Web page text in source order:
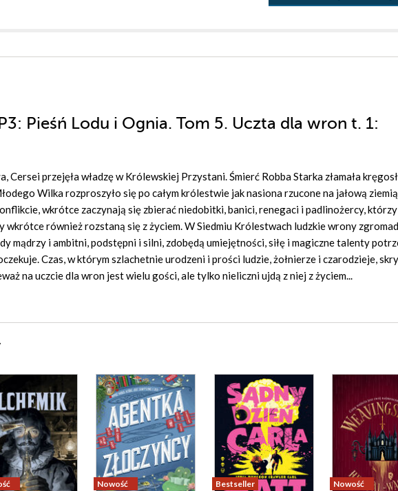
: Pieśń Lodu i Ognia. Tom 5. Uczta dla wron t. 1:
przejęła władzę w Królewskiej Przystani. Śmierć Robba Starka złamała
Wilka rozproszyło się po całym królestwie jak nasiona rzucone na jałową
wkrótce zaczynają się zbierać niedobitki, banici, renegaci i padlinożercy,
wkrótce również rozstaną się z życiem. W Siedmiu Królestwach ludzkie wrony
mądrzy i ambitni, podstępni i silni, zdobędą umiejętności, siłę i magiczne talenty
Czas, w którym szlachetnie urodzeni i prości ludzie, żołnierze i czarodzieje,
na uczcie dla wron jest wielu gości, ale tylko nieliczni ujdą z niej z życiem...
Nowość
Bestseller
Nowość